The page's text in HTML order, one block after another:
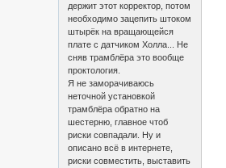
держит этот корректор, потом
необходимо зацепить штоком
штырёк на вращающейся
плате с датчиком Холла... Не
сняв трамблёра это вообще
проктология.
Я не заморачиваюсь
неточной установкой
трамблёра обратно на
шестерню, главное чтоб
риски совпадали. Ну и
описано всё в интернете,
риски совместить, выставить